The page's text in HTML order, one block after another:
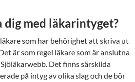
dig med läkarintyget?
som har behörighet att skriva ut
är som regel läkare som är anslutna
Det finns särskilda
på intyg av olika slag och de bör